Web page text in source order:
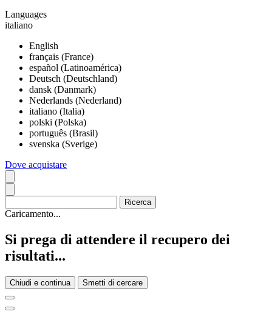
Languages
italiano
English
français (France)
español (Latinoamérica)
Deutsch (Deutschland)
dansk (Danmark)
Nederlands (Nederland)
italiano (Italia)
polski (Polska)
português (Brasil)
svenska (Sverige)
Dove acquistare
Caricamento...
Si prega di attendere il recupero dei
risultati...
Chiudi e continua Smetti di cercare